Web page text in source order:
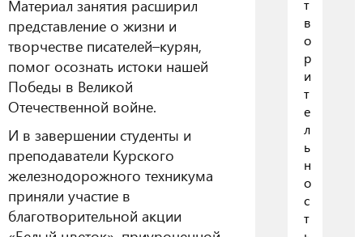
Материал занятия расширил
представление о жизни и
творчестве писателей–курян,
помог осознать истоки нашей
Победы в Великой
Отечественной войне.
И в завершении студенты и
преподаватели Курского
железнодорожного техникума
приняли участие в
благотворительной акции
т
в
о
р
и
т
е
л
ь
н
о
с
т